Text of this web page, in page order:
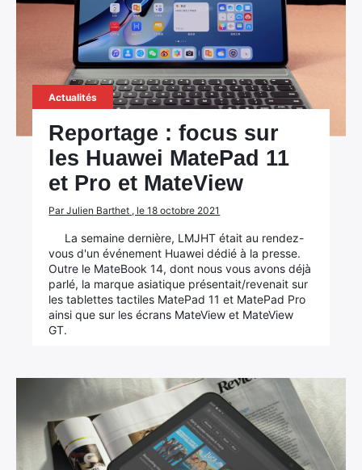
Actualités
Reportage : focus sur
les Huawei MatePad 11
et Pro et MateView
Par Julien Barthet , le 18 octobre 2021
La semaine dernière, LMJHT était au rendez-
vous d'un événement Huawei dédié à la presse.
Outre le MateBook 14, dont nous vous avons déjà
parlé, la marque asiatique présentait/revenait sur
les tablettes tactiles MatePad 11 et MatePad Pro
ainsi que sur les écrans MateView et MateView
GT.